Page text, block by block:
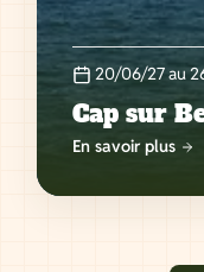
20/06/27 au
Cap sur
En savoir plus